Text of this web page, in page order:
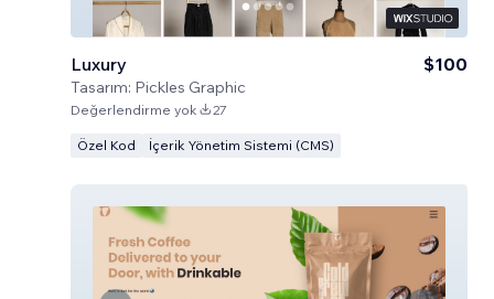
Luxury
Tasarım: Pickles Graphic
$100
Değerlendirme yok 27
Özel Kod İçerik Yönetim Sistemi (CMS)